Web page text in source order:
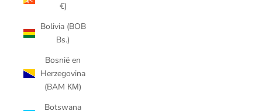
€)
Bolivia (BOB
Bs.)
Bosnië en
Herzegovina
(BAM КМ)
Botswana